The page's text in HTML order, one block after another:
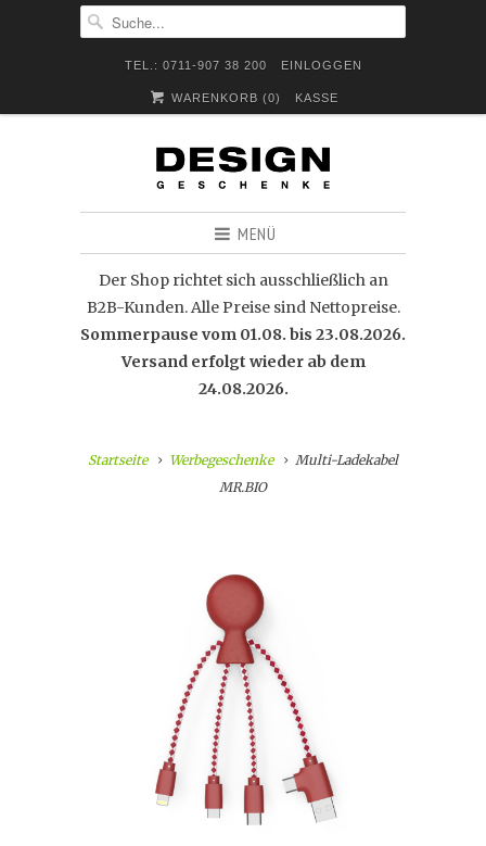
TEL.: 0711-907 38 200 EINLOGGEN
WARENKORB (0) KASSE
MENÜ
Der Shop richtet sich ausschließlich an
B2B-Kunden. Alle Preise sind Nettopreise.
Sommerpause vom 01.08. bis 23.08.2026.
Versand erfolgt wieder ab dem
24.08.2026.
Startseite Werbegeschenke
Multi-Ladekabel
MR.BIO